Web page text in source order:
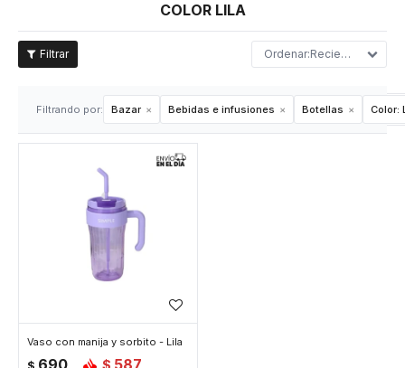
COLOR LILA
Recientes
Filtrando por: Bazar Bebidas e infusiones Botellas Color:
Vaso con manija y sorbito - Lila
$